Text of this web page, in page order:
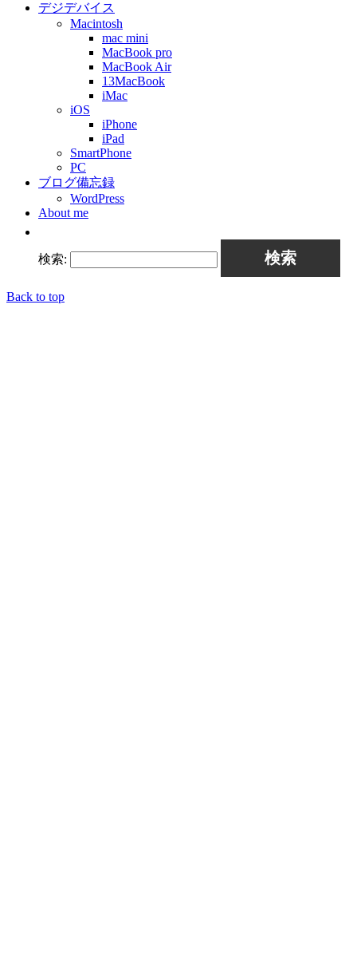
デジデバイス
Macintosh
mac mini
MacBook pro
MacBook Air
13MacBook
iMac
iOS
iPhone
iPad
SmartPhone
PC
ブログ備忘録
WordPress
About me
検索:
Back to top